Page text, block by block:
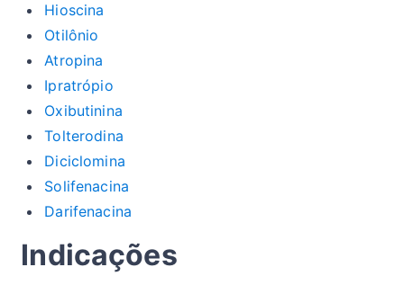
Hioscina
Otilônio
Atropina
Ipratrópio
Oxibutinina
Tolterodina
Diciclomina
Solifenacina
Darifenacina
Indicações